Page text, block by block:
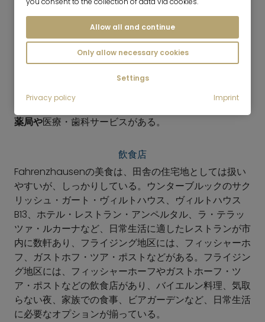
ショッピング
ファレンツハウゼンは基本的なサービスの面でも恵まれ
ている。グロースネーバッハには
スーパーマーケットや
薬局や医療・歯科サービスがある。
飲食店
Fahrenzhausenの美食は、田舎の住宅地としては扱い
やすいが、しっかりしている。ウンターブルックのサク
リッシュ・ガート・ヴィルトハウス、ヴィルトハウス
B13、ホテル・レストラン・アンペルタル、ラ・テラッ
ツァ・ルカーナなど、日常生活に適したレストランが市
内に数軒あり、フライジング地区には、フィッシャーホ
フ、ガストホフ・ツア・ポストなどがある。フライジン
グ地区には、フィッシャーホーフやガストホーフ・ツ
ア・ポストなどの飲食店があり、バイエルン料理、気取
らない夜、家族での食事、ビアガーデンなど、日常生活
に必要なオプションが揃っている。
Allow all and continue
Only allow necessary cookies
Settings
Privacy policy
Imprint